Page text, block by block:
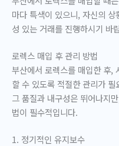
마다 특색이 있으니, 자신의
성 있는 거래를 진행하시기 바
로렉스 매입 후 관리 방법
부산에서 로렉스를 매입한 후,
할 수 있도록 적절한 관리가
그 품질과 내구성은 뛰어나지
법이 필수적입니다.
1. 정기적인 유지보수